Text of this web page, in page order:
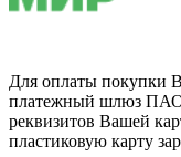
Для оплаты покупки
платежный шлюз ПАО
реквизитов Вашей
пластиковую карту